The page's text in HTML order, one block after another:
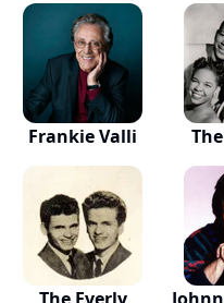
Frankie Valli